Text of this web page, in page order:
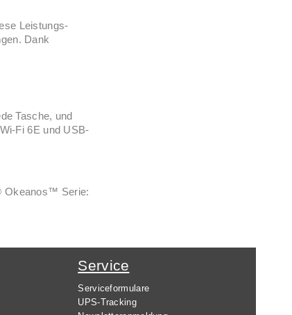
Leistungs-
Dank
Tasche, und
Fi 6E und USB-
Okeanos™ Serie:
Service
Serviceformulare
UPS-Tracking